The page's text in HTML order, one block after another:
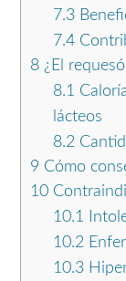
7.3
7.4
8 ¿El
8.1
lácteos
8.2
9 Cómo
10
10.1
10.2
10.3